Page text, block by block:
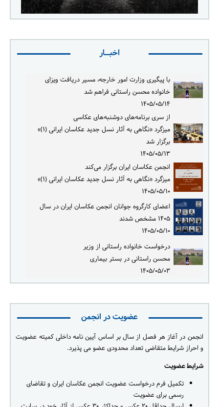
اخبــار
با پیگیری وزارت امور خارجه، مسیر دریافت ویزای
خانواده محسن راستانی فراهم شد
۱۴۰۵/۰۵/۱۴
از سری برنامه‌های دوشنبه‌های عکاسی
میزگرد «نگاهی به آثار نسل جدید عکاسان ایرانی (۱)»
برگزار شد
۱۴۰۵/۰۵/۱۳
انجمن عکاسان ایران برگزار می‌کند
میزگرد «نگاهی به آثار نسل جدید عکاسان ایرانی (۱)»
۱۴۰۵/۰۵/۱۰
اعضای کارگروه جوانان انجمن عکاسان ایران در سال
۱۴۰۵ مشخص شدند
۱۴۰۵/۰۵/۱۰
درخواست خانواده راستانی از وزیر
محسن راستانی در بستر بیماری
۱۴۰۵/۰۵/۰۳
عضویت در انجمن
انجمن در آغاز هر فصل از سال بر اساس آیین نامه داخلی کمیته عضویت
و احراز شرایط متقاضی تعداد محدودی عضو می پذیرد.
شرایط عضویت
تکمیل فرم درخواست عضویت انجمن عکاسان ایران و تقاضای
رسمی برای عضویت